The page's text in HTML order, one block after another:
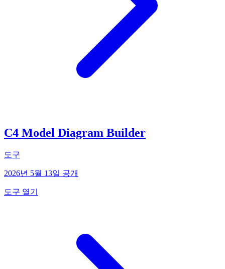
C4 Model Diagram Builder
도구
2026년 5월 13일 공개
도구 열기